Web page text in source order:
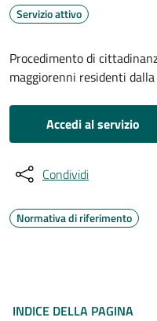
Servizio attivo
Procedimento di
maggiorenni residenti
Accedi al servizio
Condividi
Normativa di riferimento
INDICE DELLA PAGINA